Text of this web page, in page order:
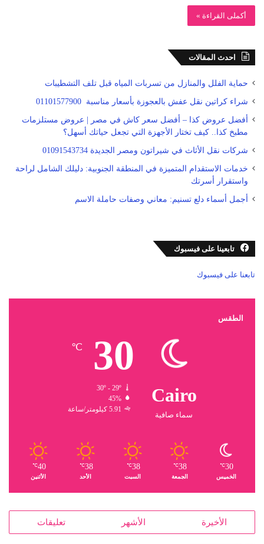
أكملى القراءة »
احدث المقالات
حماية الفلل والمنازل من تسربات المياه قبل تلف التشطيبات
شراء كراتين نقل عفش بالعجوزة بأسعار مناسبة 01101577900
أفضل عروض كذا – أفضل سعر كاش في مصر | عروض مستلزمات
مطبخ كذا.. كيف تختار الأجهزة التي تجعل حياتك أسهل؟
شركات نقل الأثاث في شيراتون ومصر الجديدة 01091543734
خدمات الاستقدام المتميزة في المنطقة الجنوبية: دليلك الشامل لراحة
واستقرار أسرتك
أجمل أسماء دلع تسنيم: معاني وصفات حاملة الاسم
تابعينا على فيسبوك
تابعنا على فيسبوك
الطقس
Cairo
سماء صافية
30
℃
30º - 29º
45%
5.91 كيلومتر/ساعة
30
℃
الخميس
38
℃
الجمعة
38
℃
السبت
38
℃
الأحد
40
℃
الأثنين
الأخيرة الأشهر تعليقات